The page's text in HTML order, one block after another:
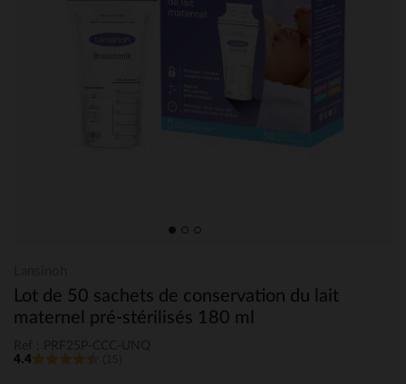
Lot de 50 sachets de conservation du lait
maternel pré-stérilisés 180 ml
4.4